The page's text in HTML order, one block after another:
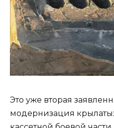
Это уже вторая
модернизация